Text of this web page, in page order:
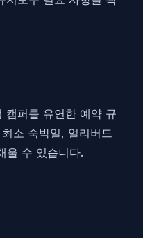
캠퍼를 유연한 예약 규
소 숙박일, 얼리버드
울 수 있습니다.